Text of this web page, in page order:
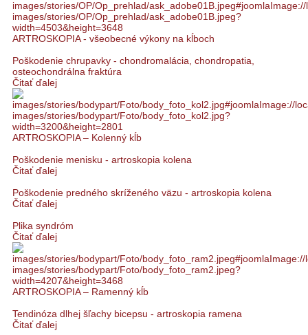
ARTROSKOPIA - všeobecné výkony na kĺboch
Poškodenie chrupavky - chondromalácia, chondropatia,
osteochondrálna fraktúra
Čitať ďalej
ARTROSKOPIA – Kolenný kĺb
Poškodenie menisku - artroskopia kolena
Čitať ďalej
Poškodenie predného skríženého väzu - artroskopia kolena
Čitať ďalej
Plika syndróm
Čitať ďalej
ARTROSKOPIA – Ramenný kĺb
Tendinóza dlhej šľachy bicepsu - artroskopia ramena
Čitať ďalej